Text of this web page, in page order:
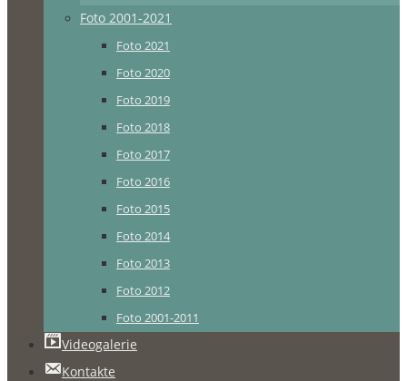
Foto 2001-2021
Foto 2021
Foto 2020
Foto 2019
Foto 2018
Foto 2017
Foto 2016
Foto 2015
Foto 2014
Foto 2013
Foto 2012
Foto 2001-2011
Videogalerie
Kontakte